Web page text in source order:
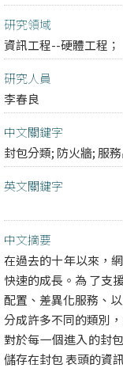
研究領域
資訊工程--硬體工程；
研究人員
李春良
中文關鍵字
封包分類; 防火牆; 服
英文關鍵字
中文摘要
在過去的十年以來，
快速的成長。為 了支
配置、差異化服務、
分成許多不同的類別
對於每一個進入的封
儲存在封包 表頭的資